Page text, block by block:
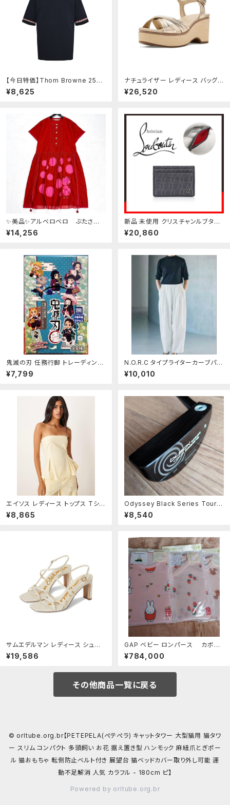
【今日特価】Thom Browne 25ss
カフ三色ストライプ ショートスリー
ブ
¥8,625
ナチュライザー レディース バッグ
Naturalizer Dovie Light Cham
pagne Leather シャンパン
¥26,520
✨美品✨アルベロベロ ぶたさ
ん ビーズ使い ピンタック ワン
ピース 異素材切替
¥14,256
新品 未使用 クリスチャンルブタン
キオス ジャガード モノグラム カー
ドケース【Christian Louboutin】
¥20,860
鬼滅の刃 任務行脚 トレーディング
アクリルスタンド 全8種セット
¥7,799
N.O.R.C タイプライターカーブパン
ツ ワイドパンツ ホワイト 2 お
直し済
¥10,010
エイソス レディース トップス Tシャ
ツ リネン ASOS DESIGN linen b
lend cinch waist bandeau to
¥8,865
Odyssey Black Series Tour D
esigns #9
¥8,540
サムエデルマン レディース シュー
ズ サンダル Sam Edelman Emm
ie Modern Ivory アイボリー
¥19,586
GAP ベビー ロンパース カボチ
ャパンツセット 6-12ヶ月
¥784,000
その他商品一覧に戻る
© orltube.org.br【PETEPELA(ぺテぺラ) キャットタワー 大型猫用 猫タワ
ー スリム コンパクト 多頭飼い お花 据え置き型 ハンモック 麻紐爪とぎポー
ル 猫おもちゃ 転倒防止ベルト付き 展望台 猫ベッドカバー取り外し可能 運
動不足解消 人気 カラフル - 180cm ピ】
Powered by orltube.org.br